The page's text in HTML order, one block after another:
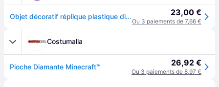
Objet décoratif réplique plastique diamond Disguise Minecraft Pickaxe - Bleu 23,00 €
Ou 3 paiements de 7,66 €
Costumalia
Pioche Diamante Minecraft™ 26,92 €
Ou 3 paiements de 8,97 €